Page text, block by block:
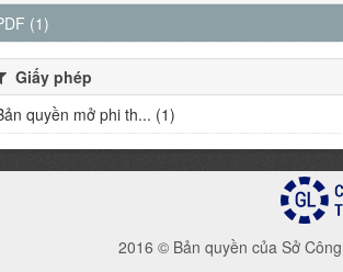
(1)
Giấy phép
quyền mở phi th... (1)
2016 © Bản quyền của Sở